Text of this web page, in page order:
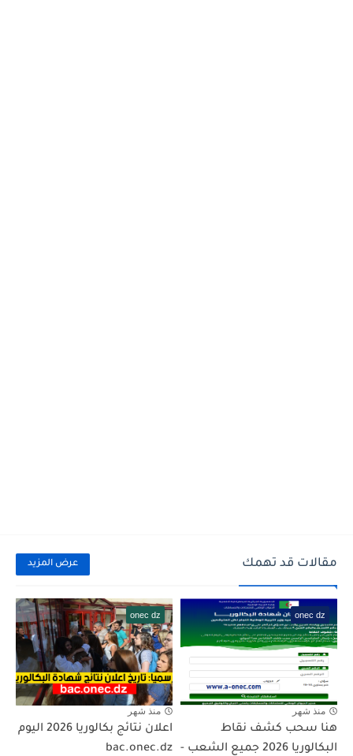
مقالات قد تهمك عرض المزيد
onec dz
منذ شهر
هنا سحب كشف نقاط
البكالوريا 2026 جميع الشعب -
onec dz
منذ شهر
اعلان نتائج بكالوريا 2026 اليوم
bac.onec.dz